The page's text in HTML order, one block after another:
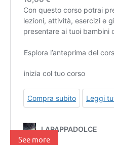
See more